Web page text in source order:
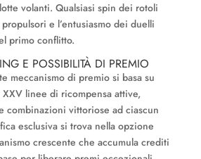
volanti. Qualsiasi spin dei rotoli
e l’entusiasmo dei duelli
primo conflitto.
E POSSIBILITÀ DI PREMIO
meccanismo di premio si basa su
linee di ricompensa attive,
combinazioni vittoriose ad ciascun
esclusiva si trova nella opzione
crescente che accumula crediti